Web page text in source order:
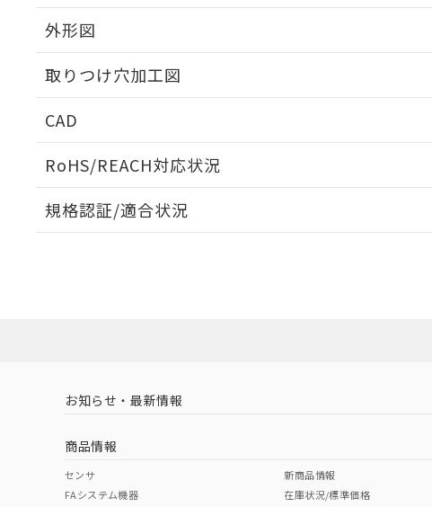
外形図
取りつけ穴加工図
CAD
RoHS/REACH対応状況
EU RoHS 注意事項・凡例
中国 RoHS 注意事項・凡例
中国 RoHS表
規格認証/適合状況
（イギリス
（ノルウェー
お知らせ・最新情報
商品情報
センサ
FAシステム機器
新商品情報
在庫状況/標準価格